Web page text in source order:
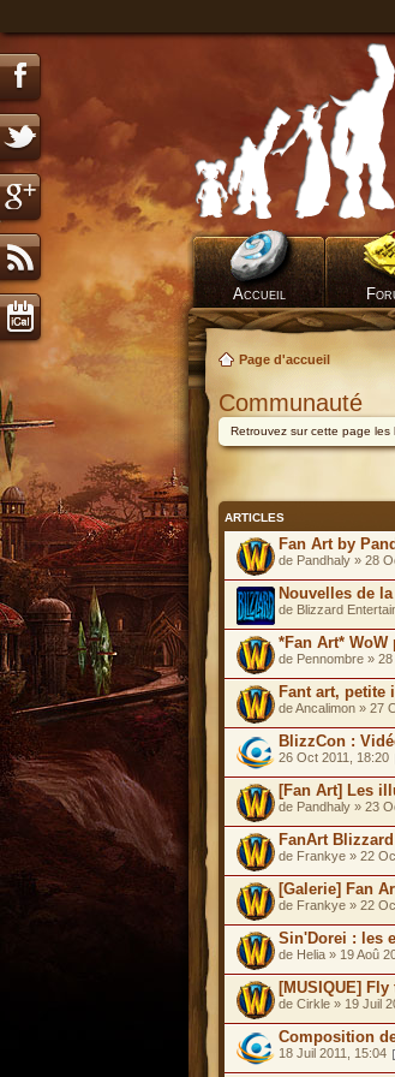
Accueil
Page d'accueil
Communauté
Retrouvez sur cette page les
ARTICLES
Fan Art by
de Pandhaly » 28
Nouvelles de
de Blizzard
*Fan Art* WoW
de Pennombre »
Fant art,
de Ancalimon » 27
BlizzCon :
26 Oct 2011, 18:20
[Fan Art] Les
de Pandhaly » 23
FanArt Blizzard
de Frankye » 22
[Galerie] Fan
de Frankye » 22
Sin'Dorei : les
de Helia » 19 Aoû
[MUSIQUE] Fly
de Cirkle » 19 Juil
Composition
18 Juil 2011, 15:04